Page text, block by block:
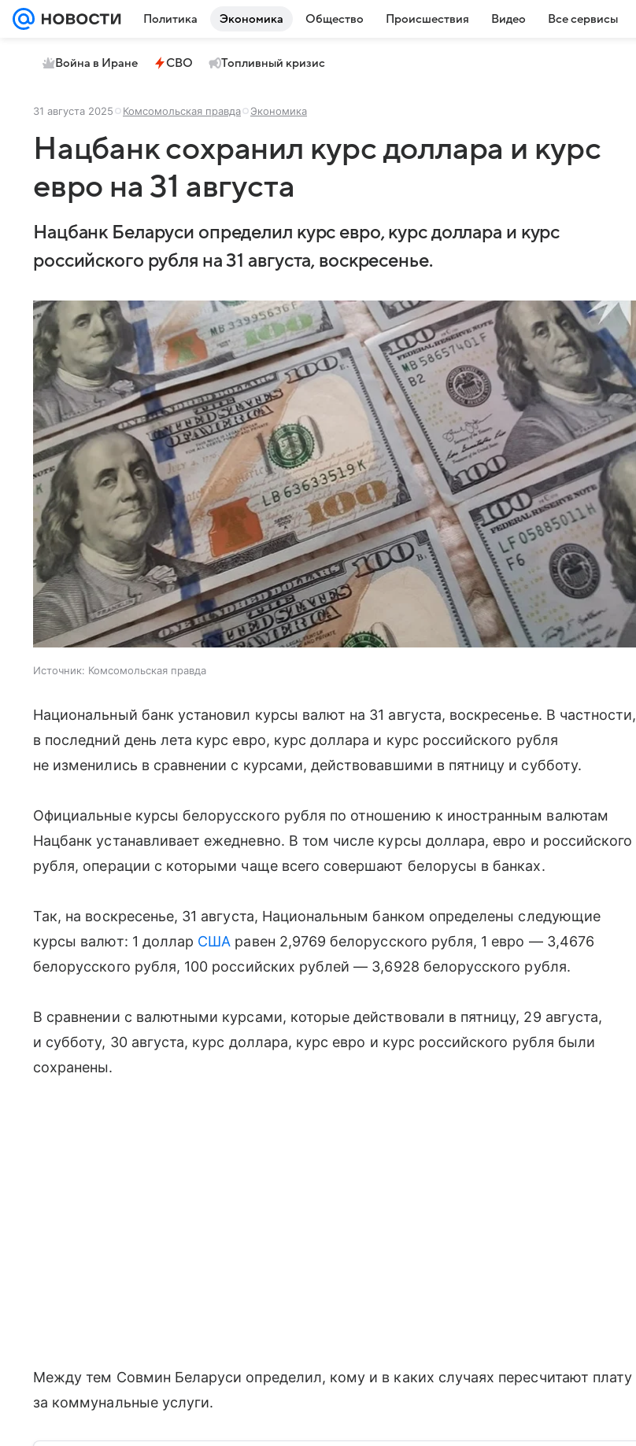
Политика Экономика Общество Происшествия Видео Все сервисы
Война в Иране СВО Топливный кризис
31 августа 2025 Комсомольская правда Экономика
Нацбанк сохранил курс доллара и курс
евро на 31 августа
Нацбанк Беларуси определил курс евро, курс доллара и курс
российского рубля на 31 августа, воскресенье.
Источник: Комсомольская правда
Национальный банк установил курсы валют на 31 августа, воскресенье. В частности,
в последний день лета курс евро, курс доллара и курс российского рубля
не изменились в сравнении с курсами, действовавшими в пятницу и субботу.
Официальные курсы белорусского рубля по отношению к иностранным валютам
Нацбанк устанавливает ежедневно. В том числе курсы доллара, евро и российского
рубля, операции с которыми чаще всего совершают белорусы в банках.
Так, на воскресенье, 31 августа, Национальным банком определены следующие
курсы валют: 1 доллар США равен 2,9769 белорусского рубля, 1 евро — 3,4676
белорусского рубля, 100 российских рублей — 3,6928 белорусского рубля.
В сравнении с валютными курсами, которые действовали в пятницу, 29 августа,
и субботу, 30 августа, курс доллара, курс евро и курс российского рубля были
сохранены.
Между тем Совмин Беларуси определил, кому и в каких случаях пересчитают плату
за коммунальные услуги.